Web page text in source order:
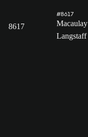
8617
#8617
Macaulay
Langstaff